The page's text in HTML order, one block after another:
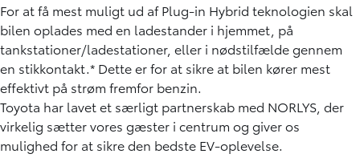
For at få mest muligt ud af Plug-in Hybrid teknologien skal
bilen oplades med en ladestander i hjemmet, på
tankstationer/ladestationer, eller i nødstilfælde gennem
en stikkontakt.* Dette er for at sikre at bilen kører mest
effektivt på strøm fremfor benzin.
Toyota har lavet et særligt partnerskab med NORLYS, der
virkelig sætter vores gæster i centrum og giver os
mulighed for at sikre den bedste EV-oplevelse.